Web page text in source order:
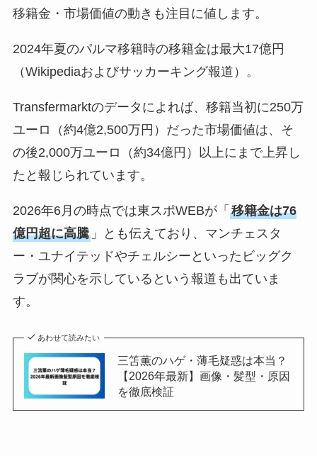
移籍金・市場価値の動きも注目に値します。
2024年夏のパルマ移籍時の移籍金は最大17億円
（Wikipediaおよびサッカーキング報道）。
Transfermarktのデータによれば、移籍当初に250万
ユーロ（約4億2,500万円）だった市場価値は、そ
の後2,000万ユーロ（約34億円）以上にまで上昇し
たと報じられています。
2026年6月の時点では東スポWEBが「 移籍金は76
億円超に高騰」とも伝えており、マンチェスタ
ー・ユナイテッドやチェルシーといったビッグク
ラブが関心を示しているという報道も出ていま
す。
あわせて読みたい
三笘薫のハゲ・薄毛疑惑は本当？
【2026年最新】画像・髪型・原因
を徹底検証